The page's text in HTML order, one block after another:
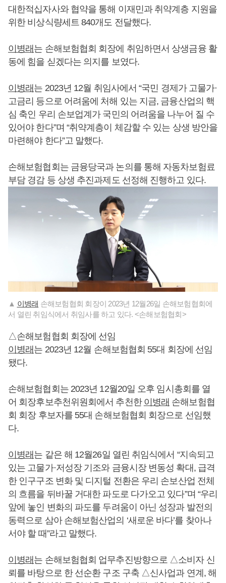
대한적십자사와 협약을 통해 이재민과 취약계층 지원을
위한 비상식량세트 840개도 전달했다.
이병래 는 손해보험협회 회장에 취임하면서 상생금융 활
동에 힘을 싣겠다는 의지를 보였다.
이병래 는 2023년 12월 취임사에서 “국민 경제가 고물가·
고금리 등으로 어려움에 처해 있는 지금, 금융산업의 핵
심 축인 우리 손보업계가 국민의 어려움을 나누어 질 수
있어야 한다”며 “취약계층이 체감할 수 있는 상생 방안을
마련해야 한다”고 말했다.
손해보험협회는 금융당국과 논의를 통해 자동차보험료
부담 경감 등 상생 추진과제도 선정해 진행하고 있다.
▲ 이병래 손해보험협회 회장이 2023년 12월26일 손해보험협회에
서 열린 취임식에서 취임사를 하고 있다. <손해보험협회>
△손해보험협회 회장에 선임
이병래 는 2023년 12월 손해보험협회 55대 회장에 선임
됐다.
손해보험협회는 2023년 12월20일 오후 임시총회를 열
어 회장후보추천위원회에서 추천한 이병래 손해보험협
회 회장 후보자를 55대 손해보험협회 회장으로 선임했
다.
이병래 는 같은 해 12월26일 열린 취임식에서 “지속되고
있는 고물가·저성장 기조와 금융시장 변동성 확대, 급격
한 인구구조 변화 및 디지털 전환은 우리 손보산업 전체
의 흐름을 뒤바꿀 거대한 파도로 다가오고 있다”며 “우리
앞에 놓인 변화의 파도를 두려움이 아닌 성장과 발전의
동력으로 삼아 손해보험산업의 ‘새로운 바다’를 찾아나
서야 할 때”라고 말했다.
이병래 는 손해보험협회 업무추진방향으로 △소비자 신
뢰를 바탕으로 한 선순환 구조 구축 △신사업과 연계, 해